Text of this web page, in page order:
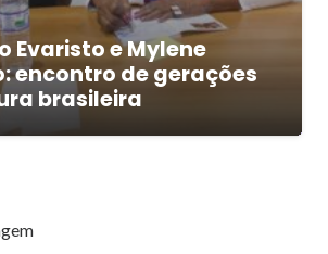
Evaristo e Mylene
encontro de gerações
brasileira